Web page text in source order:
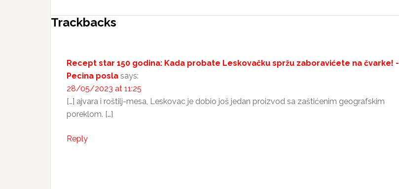
Reader
Trackbacks
Recept star 150 godina: Kada probate Leskovačku spržu zaboravićete na čvarke! -
Pecina posla says:
28/05/2023 at 11:25
[…] ajvara i roštilj-mesa, Leskovac je dobio još jedan proizvod sa zaštićenim geografskim
poreklom. […]
Reply